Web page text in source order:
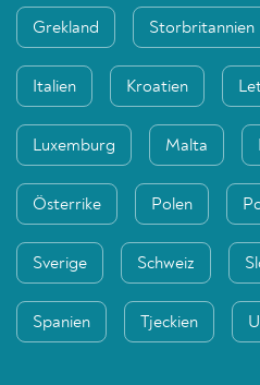
Grekland Storbritannien
Italien Kroatien
Luxemburg Malta
Österrike Polen
Sverige Schweiz
Spanien Tjeckien